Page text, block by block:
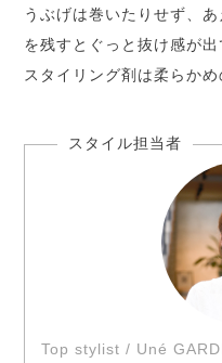
うぶげは巻いたりせず、
を残すとぐっと抜け感が出
スタイリング剤は柔らか
Top stylist / Uné